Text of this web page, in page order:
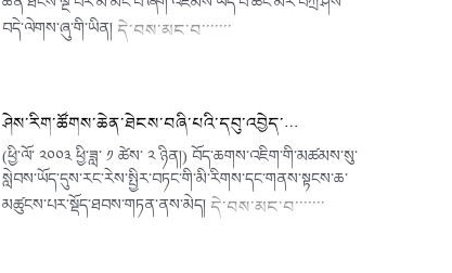
བདེ་ལེགས་ཞུ་གི་ཡིན། དེ་བས་མང་བ་་་་་་་
ཤེས་རིག་ཚོགས་ཆེན་ཐེངས་བཞི་པའི་དབུ་འབྱེད་…
(ཕྱི་ལོ་ ༢༠༠༣ ཕྱི་ཟླ་ ༡ ཚེས་ ༢ ཉིན།) བོད་ཆགས་འཇིག་གི་མཚམས་སུ་
སླེབས་ཡོད་དུས་རང་རེས་སྤྱིར་བཏང་གི་མི་རིགས་དང་གནས་སྟངས་ཆ་
མཚུངས་པར་སྡོད་ཐབས་གཏན་ནས་མེད། དེ་བས་མང་བ་་་་་་་